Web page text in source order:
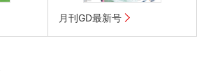
月刊GD最新号